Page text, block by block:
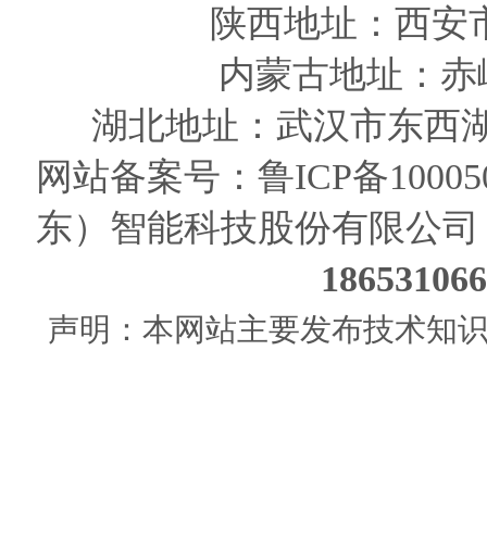
陕西地址 ：西
内蒙古地址：
湖北地址：武汉市东西
网站备案号： 鲁ICP备
东）智能科技股份有限公司
声明：本网站主要发布技术知